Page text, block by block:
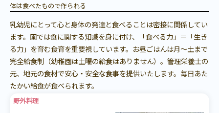
体は食べたもので作られる
乳幼児にとって心と身体の発達と食べることは密接に関係してい
ます。園では食に関する知識を身に付け、「食べる力」＝「生き
る力」を育む食育を重要視しています。お昼ごはんは月～土まで
完全給食制（幼稚園は土曜の給食はありません）。管理栄養士の
元、地元の食材で安心・安全な食事を提供いたします。毎日あた
たかい給食が食べられます。
野外料理